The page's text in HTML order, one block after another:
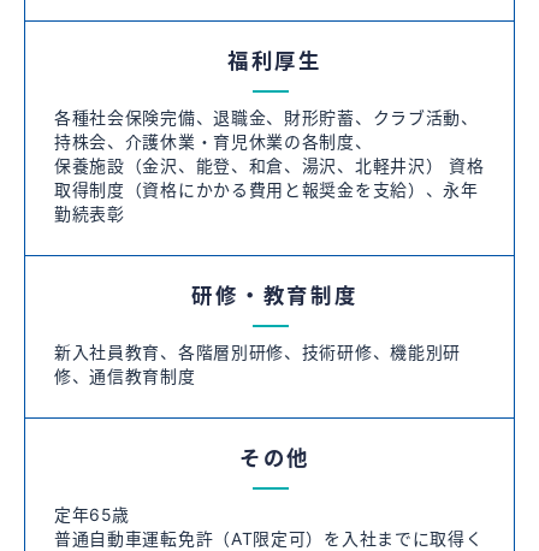
福利厚生
各種社会保険完備、退職金、財形貯蓄、クラブ活動、
持株会、介護休業・育児休業の各制度、
保養施設（金沢、能登、和倉、湯沢、北軽井沢） 資格
取得制度（資格にかかる費用と報奨金を支給）、永年
勤続表彰
研修・教育制度
新入社員教育、各階層別研修、技術研修、機能別研
修、通信教育制度
その他
定年65歳
普通自動車運転免許（AT限定可）を入社までに取得く